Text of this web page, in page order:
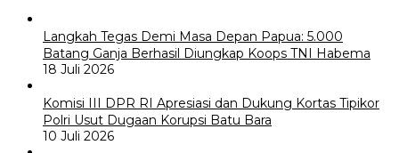
Langkah Tegas Demi Masa Depan Papua: 5.000
Batang Ganja Berhasil Diungkap Koops TNI Habema
18 Juli 2026
Komisi III DPR RI Apresiasi dan Dukung Kortas Tipikor
Polri Usut Dugaan Korupsi Batu Bara
10 Juli 2026